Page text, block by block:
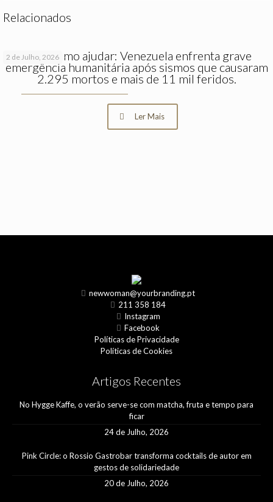
Relacionados
2 de Julho, 2026
Saiba como ajudar: Venezuela enfrenta grave
emergência humanitária após sismos que causaram
2.295 mortos e mais de 11 mil feridos.
Ler Mais
newwoman@yourbranding.pt
211 358 184
Instagram
Facebook
Políticas de Privacidade
Políticas de Cookies
Artigos Recentes
No Hygge Kaffe, o verão serve-se com matcha, fruta e tempo para
ficar
24 de Julho, 2026
Pink Circle: o Rossio Gastrobar transforma cocktails de autor em
gestos de solidariedade
20 de Julho, 2026